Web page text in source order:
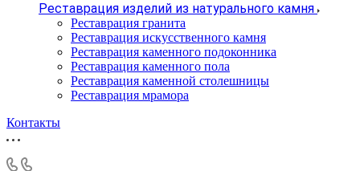
Реставрация изделий из натурального камня
Реставрация гранита
Реставрация искусственного камня
Реставрация каменного подоконника
Реставрация каменного пола
Реставрация каменной столешницы
Реставрация мрамора
Контакты